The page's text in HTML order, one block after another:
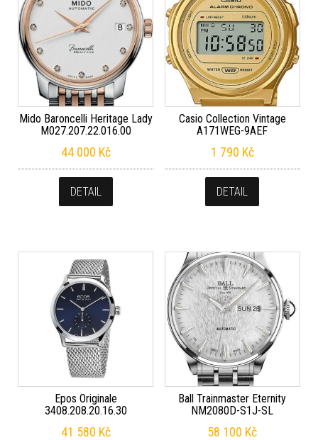
Mido Baroncelli Heritage Lady
M027.207.22.016.00
44 000 Kč
DETAIL
Casio Collection Vintage
A171WEG-9AEF
1 790 Kč
DETAIL
Epos Originale
3408.208.20.16.30
41 580 Kč
Ball Trainmaster Eternity
NM2080D-S1J-SL
58 100 Kč